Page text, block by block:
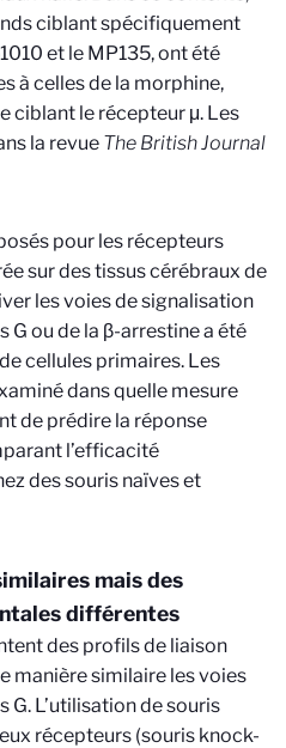
ciblant spécifiquement
et le MP135, ont été
à celles de la morphine,
ciblant le récepteur μ. Les
la revue The British Journal
pour les récepteurs
sur des tissus cérébraux de
les voies de signalisation
ou de la β-arrestine a été
cellules primaires. Les
dans quelle mesure
de prédire la réponse
l’efficacité
des souris naïves et
mais des
différentes
des profils de liaison
manière similaire les voies
L’utilisation de souris
récepteurs (souris knock-